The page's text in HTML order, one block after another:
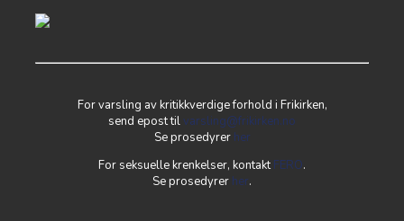
For varsling av kritikkverdige forhold i Frikirken,
send epost tilvarsling@frikirken.no
Se prosedyrer her
For seksuelle krenkelser, kontaktFERO.
Se prosedyrer her.